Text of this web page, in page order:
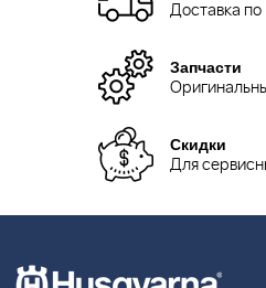
Доставка
Запчасти
Скидки
Для